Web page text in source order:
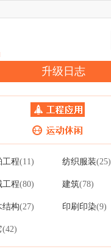
升级日志
工程(11) 纺织服装(25)
工程(80) 建筑(78)
结构(27) 印刷印染(9)
(42)